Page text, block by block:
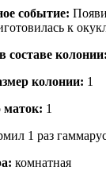
событие:
к
составе
кoлонии: 1
маток: 1
1 раз
комнатная